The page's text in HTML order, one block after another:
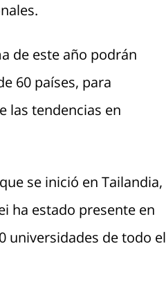
de este año podrán
60 países, para
las tendencias en
se inició en Tailandia,
ha estado presente en
universidades de todo el